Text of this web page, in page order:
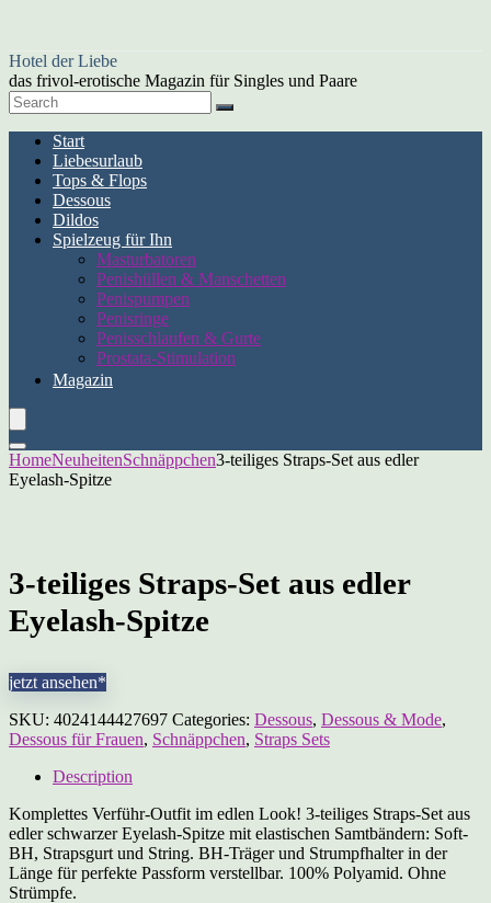
Hotel der Liebe
das frivol-erotische Magazin für Singles und Paare
Start
Liebesurlaub
Tops & Flops
Dessous
Dildos
Spielzeug für Ihn
Masturbatoren
Penishüllen & Manschetten
Penispumpen
Penisringe
Penisschlaufen & Gurte
Prostata-Stimulation
Magazin
HomeNeuheitenSchnäppchen3-teiliges Straps-Set aus edler
Eyelash-Spitze
3-teiliges Straps-Set aus edler
Eyelash-Spitze
jetzt ansehen*
SKU: 4024144427697 Categories: Dessous, Dessous & Mode,
Dessous für Frauen, Schnäppchen, Straps Sets
Description
Komplettes Verführ-Outfit im edlen Look! 3-teiliges Straps-Set aus
edler schwarzer Eyelash-Spitze mit elastischen Samtbändern: Soft-
BH, Strapsgurt und String. BH-Träger und Strumpfhalter in der
Länge für perfekte Passform verstellbar. 100% Polyamid. Ohne
Strümpfe.